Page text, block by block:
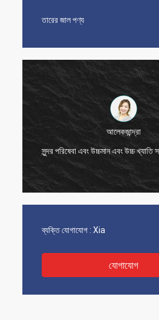
তারের জাল পণ্য
এলেন
খুব ভাল যোগাযোগের মাধ্যমে
ক্রয়ের সাথে সন্তুষ্ট।
ব্যক্তি যোগাযোগ : Xia
যোগাযোগ